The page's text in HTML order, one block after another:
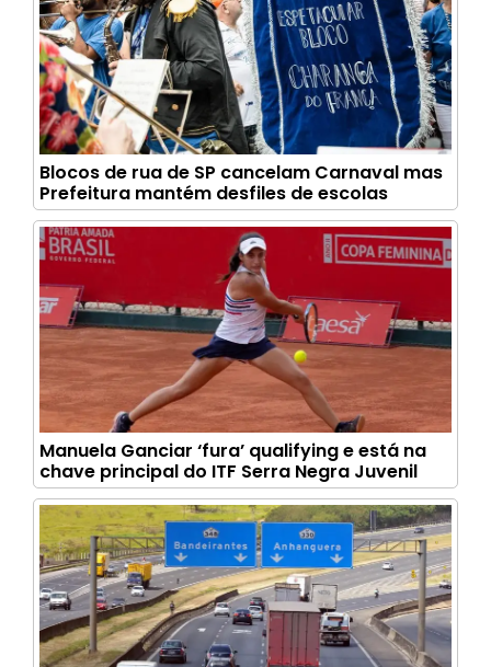
Blocos de rua de SP cancelam Carnaval mas
Prefeitura mantém desfiles de escolas
Manuela Ganciar ‘fura’ qualifying e está na
chave principal do ITF Serra Negra Juvenil